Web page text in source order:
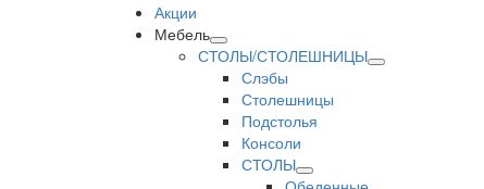
Акции
Мебель
СТОЛЫ/СТОЛЕШНИЦЫ
Слэбы
Столешницы
Подстолья
Консоли
СТОЛЫ